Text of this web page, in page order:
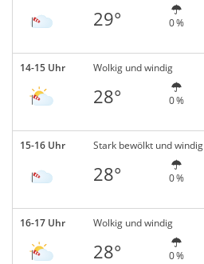
29° 0 %
14-15 Uhr Wolkig und windig
28° 0 %
15-16 Uhr Stark bewölkt und windig
28° 0 %
16-17 Uhr Wolkig und windig
28° 0 %